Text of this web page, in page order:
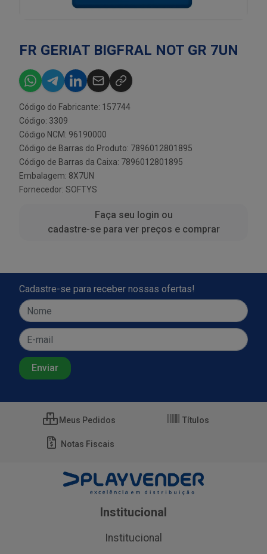
FR GERIAT BIGFRAL NOT GR 7UN
Código do Fabricante: 157744
Código: 3309
Código NCM: 96190000
Código de Barras do Produto: 7896012801895
Código de Barras da Caixa: 7896012801895
Embalagem: 8X7UN
Fornecedor: SOFTYS
Faça seu login ou
cadastre-se para ver preços e comprar
Cadastre-se para receber nossas ofertas!
Meus Pedidos Títulos
Notas Fiscais
Institucional
Institucional